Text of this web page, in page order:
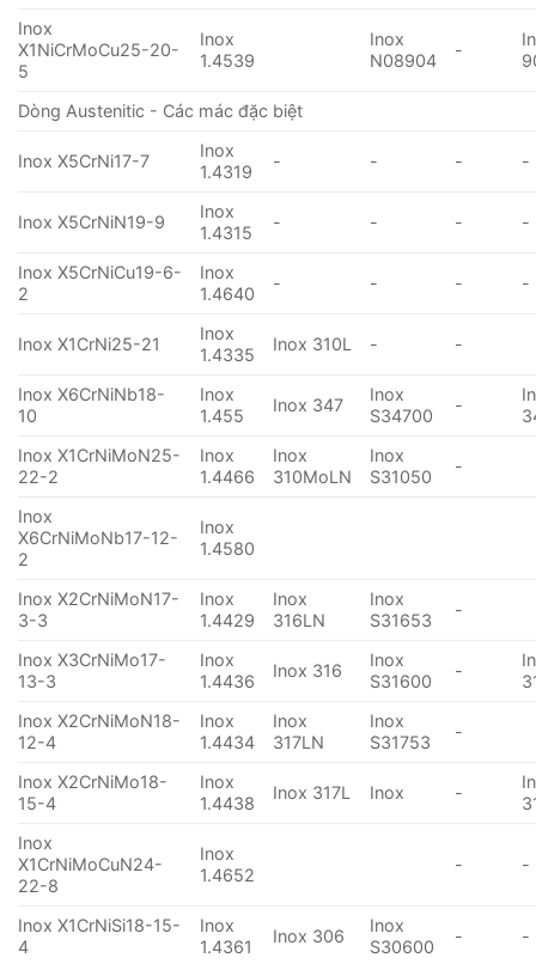
Inox
X1NiCrMoCu25-20-
5
Inox
1.4539
Inox
N08904
-
Dòng Austenitic - Các mác đặc biệt
Inox X5CrNi17-7
Inox
1.4319
- - - -
Inox X5CrNiN19-9
Inox
1.4315
- - - -
Inox X5CrNiCu19-6-
2
Inox
1.4640
- - - -
Inox X1CrNi25-21
Inox
1.4335
Inox 310L - -
Inox X6CrNiNb18-
10
Inox
1.455
Inox 347
Inox
S34700
-
Inox X1CrNiMoN25-
22-2
Inox
1.4466
Inox
310MoLN
Inox
S31050
-
Inox
X6CrNiMoNb17-12-
2
Inox
1.4580
Inox X2CrNiMoN17-
3-3
Inox
1.4429
Inox
316LN
Inox
S31653
-
Inox X3CrNiMo17-
13-3
Inox
1.4436
Inox 316
Inox
S31600
-
Inox X2CrNiMoN18-
12-4
Inox
1.4434
Inox
317LN
Inox
S31753
-
Inox X2CrNiMo18-
15-4
Inox
1.4438
Inox 317L Inox -
Inox
X1CrNiMoCuN24-
22-8
Inox
1.4652
- -
Inox X1CrNiSi18-15-
4
Inox
1.4361
Inox 306
Inox
S30600
- -